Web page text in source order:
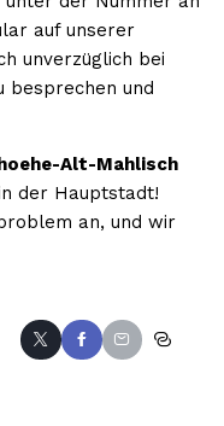
auf unserer
unverzüglich bei
besprechen und
Alt-Mahlisch
der Hauptstadt!
an, und wir